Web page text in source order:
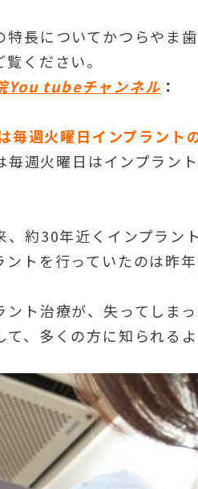
特長についてかつらやま
ください。
You tubeチャンネル ：
週火曜日インプラント
週火曜日はインプラン
約30年近くインプラン
トを行っていたのは昨年
ト治療が、失ってしま
て、多くの方に知られる